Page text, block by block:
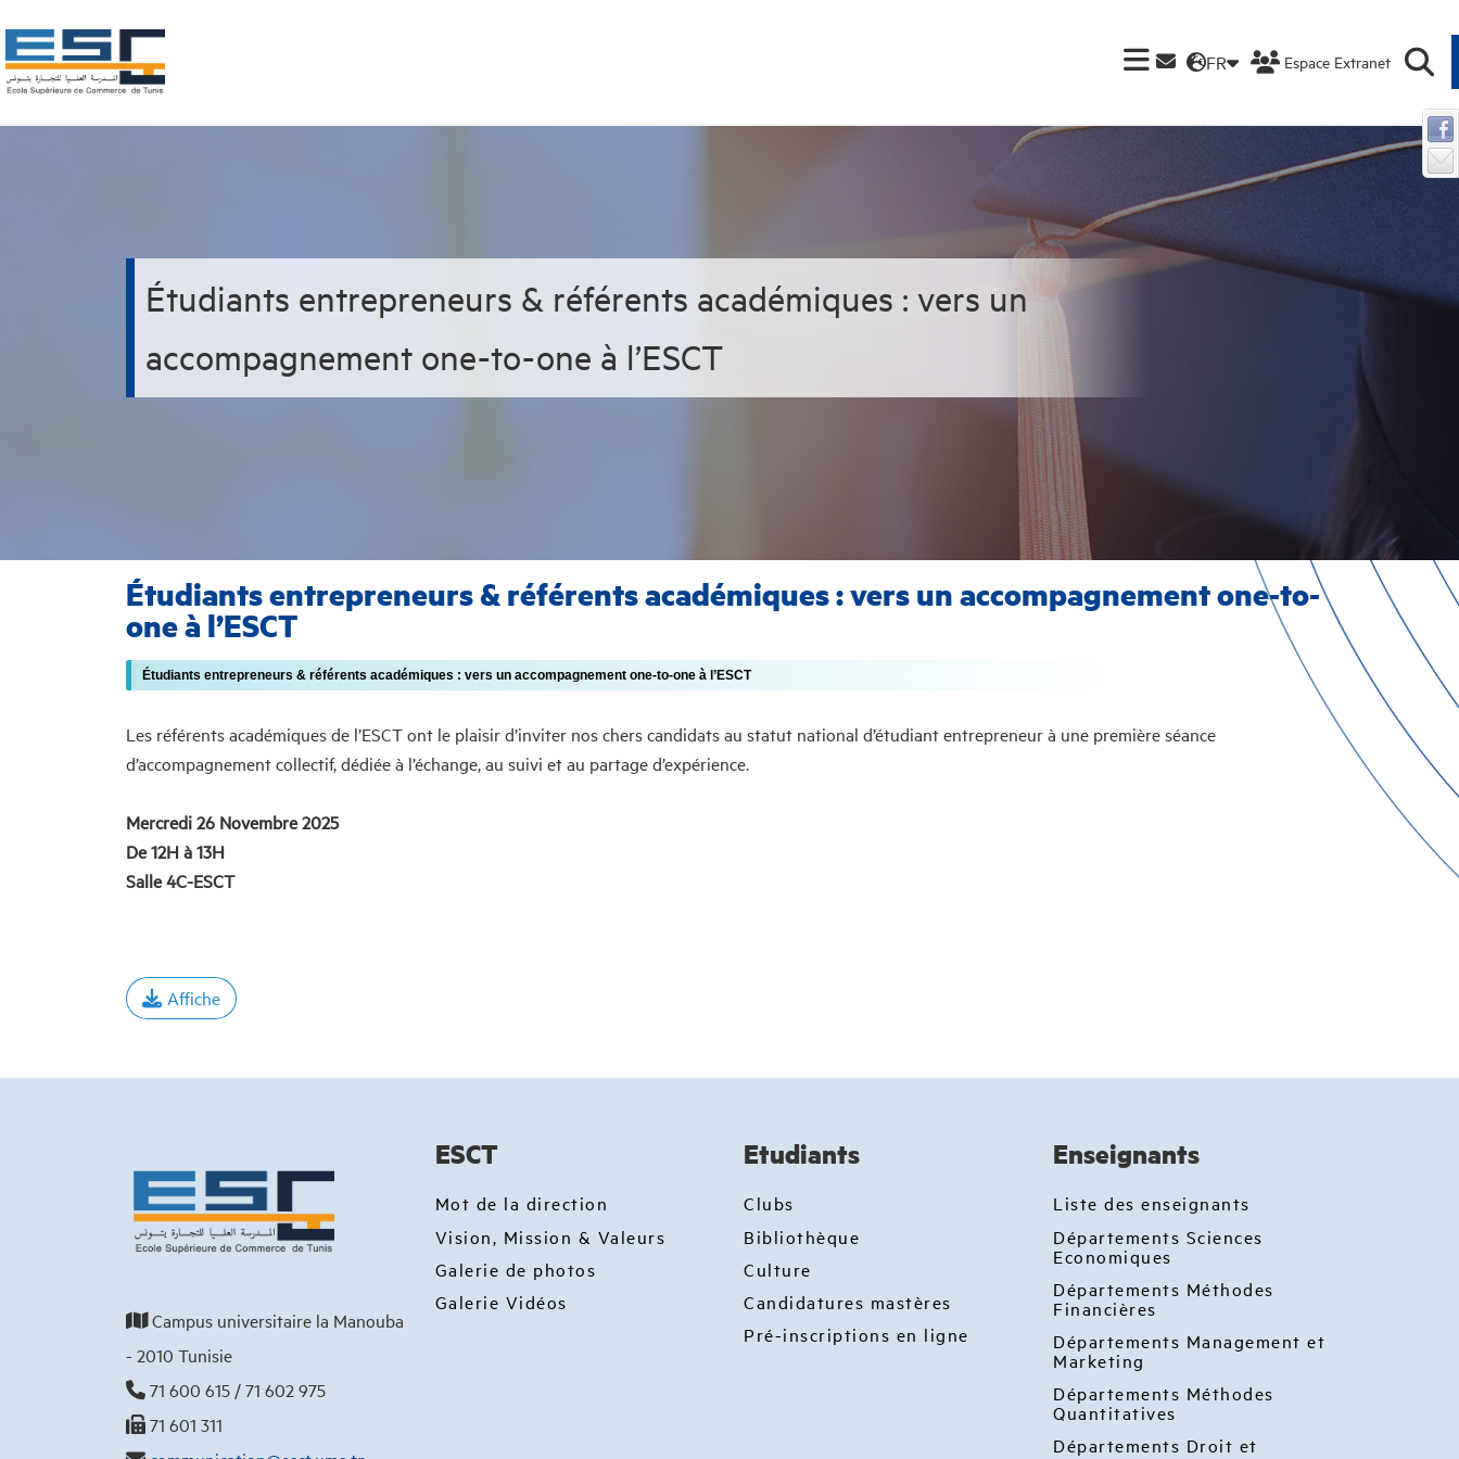
FR Espace Extranet
Étudiants entrepreneurs & référents académiques : vers un
accompagnement one-to-one à l’ESCT
Étudiants entrepreneurs & référents académiques : vers un accompagnement one-to-
one à l’ESCT
Étudiants entrepreneurs & référents académiques : vers un accompagnement one-to-one à l’ESCT
Les référents académiques de l’ESCT ont le plaisir d’inviter nos chers candidats au statut national d’étudiant entrepreneur à une première séance
d’accompagnement collectif, dédiée à l’échange, au suivi et au partage d’expérience.
Mercredi 26 Novembre 2025
De 12H à 13H
Salle 4C-ESCT
Affiche
Campus universitaire la Manouba
- 2010 Tunisie
71 600 615 / 71 602 975
71 601 311
ESCT
Mot de la direction
Vision, Mission & Valeurs
Galerie de photos
Galerie Vidéos
Etudiants
Clubs
Bibliothèque
Culture
Candidatures mastères
Pré-inscriptions en ligne
Enseignants
Liste des enseignants
Départements Sciences
Economiques
Départements Méthodes
Financières
Départements Management et
Marketing
Départements Méthodes
Quantitatives
Départements Droit et